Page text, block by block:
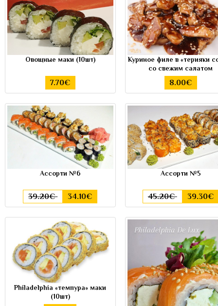
Овощные маки (10шт)
7.70€
Куриное филе в «терияки
со свежим салатом
8.00€
Ассорти №6
39.20€ 34.10€
Ассорти №5
45.20€ 39.30€
Philadelphia «темпура» маки
(10шт)